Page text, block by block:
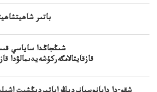
باتىر
شىڭجاڭدا ساياسي
قازقايتالامگەركۇشەيدىمالۋدا